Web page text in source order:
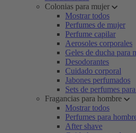
Colonias para mujer
Mostrar todos
Perfumes de mujer
Perfume capilar
Aerosoles corporales
Geles de ducha para
Desodorantes
Cuidado corporal
Jabones perfumados
Sets de perfumes
Fragancias para hombre
Mostrar todos
Perfumes para
After shave